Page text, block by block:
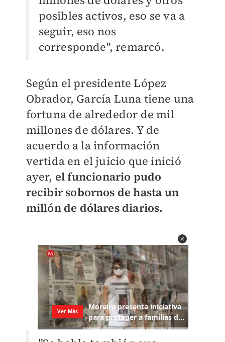
posibles activos, eso se va a
seguir, eso nos
corresponde", remarcó.
Según el presidente López
Obrador, García Luna tiene una
fortuna de alrededor de mil
millones de dólares. Y de
acuerdo a la información
vertida en el juicio que inició
ayer, el funcionario pudo
recibir sobornos de hasta un
millón de dólares diarios.